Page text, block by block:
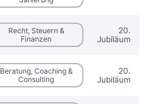
Recht, Steuern &
Finanzen
20.
Jubiläum
Beratung, Coaching &
Consulting
20.
Jubiläum